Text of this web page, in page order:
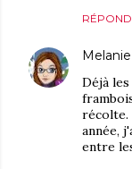
Melanie
Déjà
récolte.
année,
entre